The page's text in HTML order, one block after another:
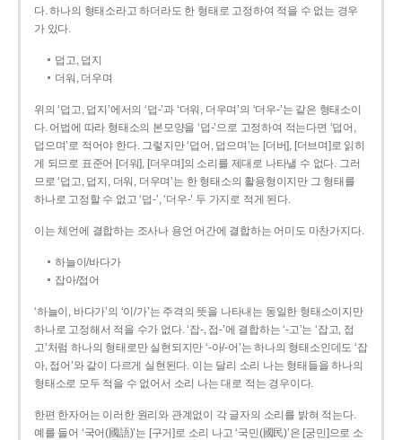
다. 하나의 형태소라고 하더라도 한 형태로 고정하여 적을 수 없는 경우
가 있다.
덥고, 덥지
더워, 더우며
위의 ‘덥고, 덥지’에서의 ‘덥-­’과 ‘더워, 더우며’의 ‘더우-­’는 같은 형태소이
다. 어법에 따라 형태소의 본모양을 ‘덥-­’으로 고정하여 적는다면 ‘덥어,
덥으며’로 적어야 한다. 그렇지만 ‘덥어, 덥으며’는 [더버], [더브며]로 읽히
게 되므로 표준어 [더워], [더우며]의 소리를 제대로 나타낼 수 없다. 그러
므로 ‘덥고, 덥지, 더워, 더우며’는 한 형태소의 활용형이지만 그 형태를
하나로 고정할 수 없고 ‘덥-’, ‘더우-’ 두 가지로 적게 된다.
이는 체언에 결합하는 조사나 용언 어간에 결합하는 어미도 마찬가지다.
하늘이/바다가
잡아/접어
‘하늘이, 바다가’의 ‘이/가’는 주격의 뜻을 나타내는 동일한 형태소이지만
하나로 고정해서 적을 수가 없다. ‘잡-, 접-’에 결합하는 ‘-고’는 ‘잡고, 접
고’처럼 하나의 형태로만 실현되지만 ‘-아/-어’는 하나의 형태소인데도 ‘잡
아, 접어’와 같이 다르게 실현된다. 이는 달리 소리 나는 형태들을 하나의
형태소로 모두 적을 수 없어서 소리 나는 대로 적는 경우이다.
한편 한자어는 이러한 원리와 관계없이 각 글자의 소리를 밝혀 적는다.
예를 들어 ‘국어(國語)’는 [구거]로 소리 나고 ‘국민(國民)’은 [궁민]으로 소